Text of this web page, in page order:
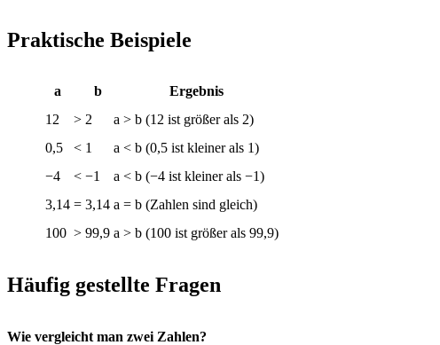
Praktische Beispiele
a b
Ergebnis
12
> 2
a > b (12 ist größer als 2)
0,5
< 1
a < b (0,5 ist kleiner als 1)
−4
< −1
a < b (−4 ist kleiner als −1)
3,14 = 3,14 a = b (Zahlen sind gleich)
100 > 99,9 a > b (100 ist größer als 99,9)
Häufig gestellte Fragen
Wie vergleicht man zwei Zahlen?